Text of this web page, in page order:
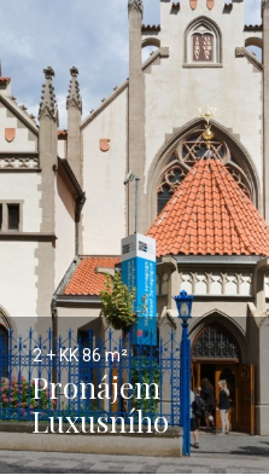
2 + KK86 m²
Pronájem
Luxusního
mezonetu, 2+kk,